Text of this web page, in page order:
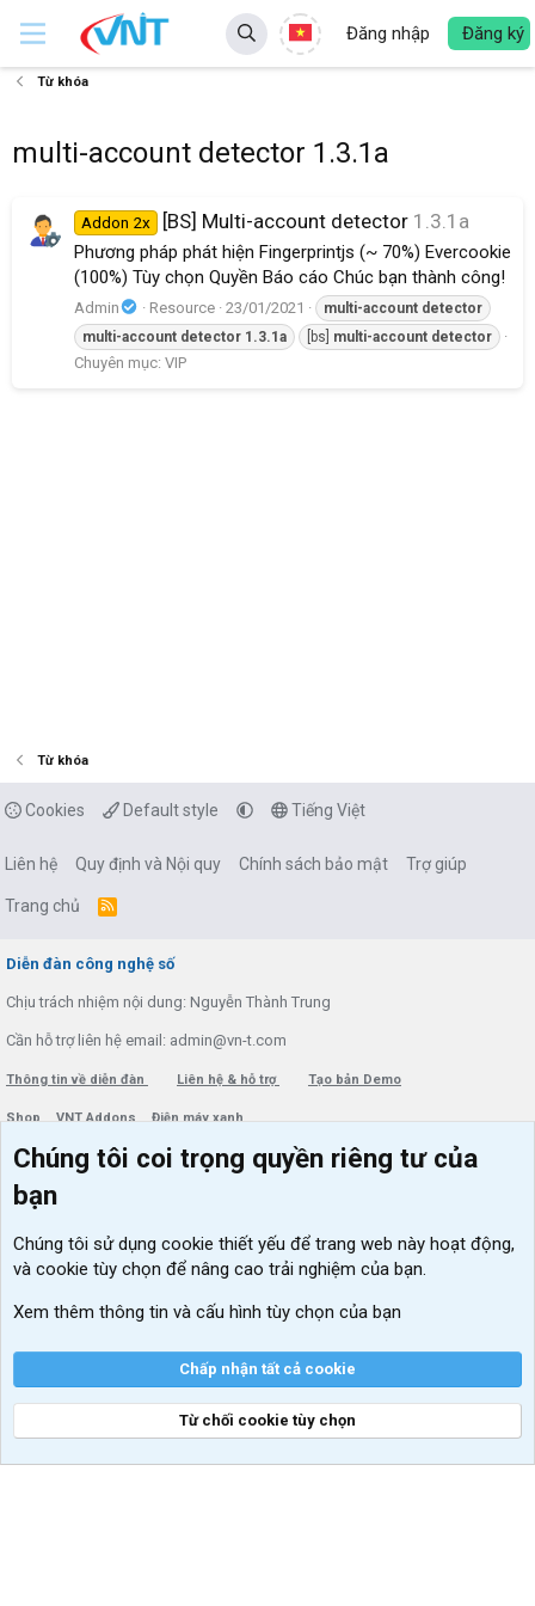
Đăng nhập Đăng ký
Từ khóa
multi-account detector 1.3.1a
Addon 2x [BS] Multi-account detector 1.3.1a
Phương pháp phát hiện Fingerprintjs (~ 70%) Evercookie
(100%) Tùy chọn Quyền Báo cáo Chúc bạn thành công!
Admin Resource 23/01/2021 multi-account detector
multi-account detector 1.3.1a [bs] multi-account detector
Chuyên mục: VIP
Từ khóa
Cookies Default style Tiếng Việt
Liên hệ Quy định và Nội quy Chính sách bảo mật Trợ giúp
Trang chủ
R
Diễn đàn công nghệ số
Chịu trách nhiệm nội dung: Nguyễn Thành Trung
Cần hỗ trợ liên hệ email: admin@vn-t.com
Thông tin về diễn đàn Liên hệ & hỗ trợ Tạo bản Demo
Shop VNT Addons Điện máy xanh
Menu thành viên
Đăng nhập
Diễn đàn
Kích hoạt Windows/ Office miễn phí
VIP add-ons Xenforo
Khuyến mãi và tài trợ
Chúng tôi coi trọng quyền riêng tư của
bạn
Chúng tôi sử dụng cookie thiết yếu để trang web này hoạt động,
và cookie tùy chọn để nâng cao trải nghiệm của bạn.
Xem thêm thông tin và cấu hình tùy chọn của bạn
Chấp nhận tất cả cookie
Từ chối cookie tùy chọn